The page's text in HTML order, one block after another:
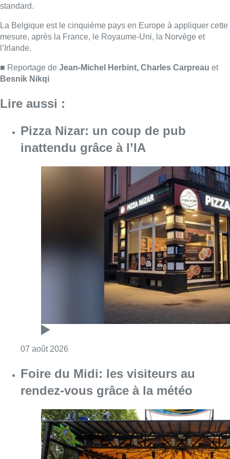
inattendu grâce à l’IA
Consulter l'article "Pizza Nizar: un coup de
Foire du Midi: les visiteurs au
rendez-vous grâce à la météo
07 août 2026 Consulter l'article "Foire du Midi: les